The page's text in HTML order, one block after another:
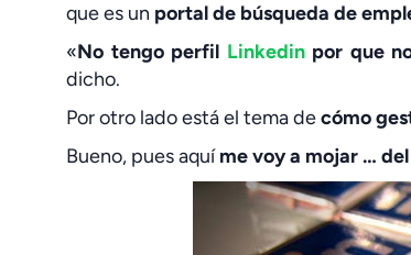
que es un portal de búsqueda de
«No tengo perfil Linkedinpor que
dicho.
Por otro lado está el tema decómo
Bueno, pues aquíme voy a mojar …